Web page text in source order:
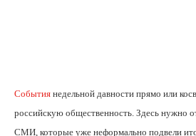
События недельной давности прямо или
российскую общественность. Здесь нужно
СМИ, которые уже неформально подвели